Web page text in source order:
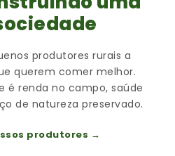
produtores rurais a
querem comer melhor.
é renda no campo, saúde
de natureza preservado.
produtores →